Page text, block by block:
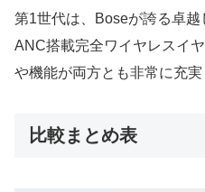
第1世代は、Boseが誇る卓
ANC搭載完全ワイヤレスイ
や機能が両方とも非常に充実
比較まとめ表